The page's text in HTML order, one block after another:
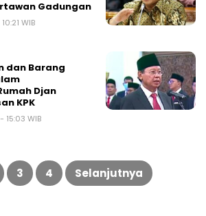
Gadungan
WIB
dan Barang
Djan
KPK
15:03 WIB
3 4 Selanjutnya